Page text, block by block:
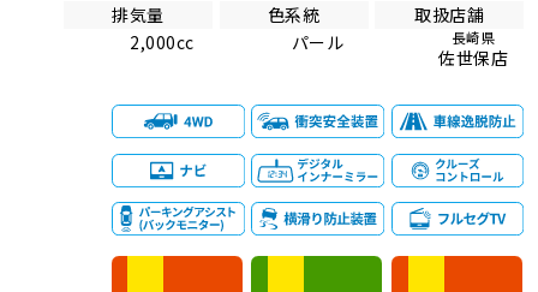
排気量
2,000cc
色系統
パール
取扱店舗
長崎県
佐世保店